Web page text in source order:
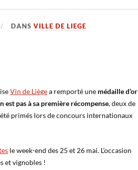
DANSVILLE DE LIEGE
Vin de Liègea remporté une médaille d’or
est pas à sa première récompense, deux de
été primés lors de concours internationaux
le week-end des 25 et 26 mai. L’occasion
et vignobles !